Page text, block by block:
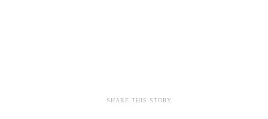
SHARE THIS STORY